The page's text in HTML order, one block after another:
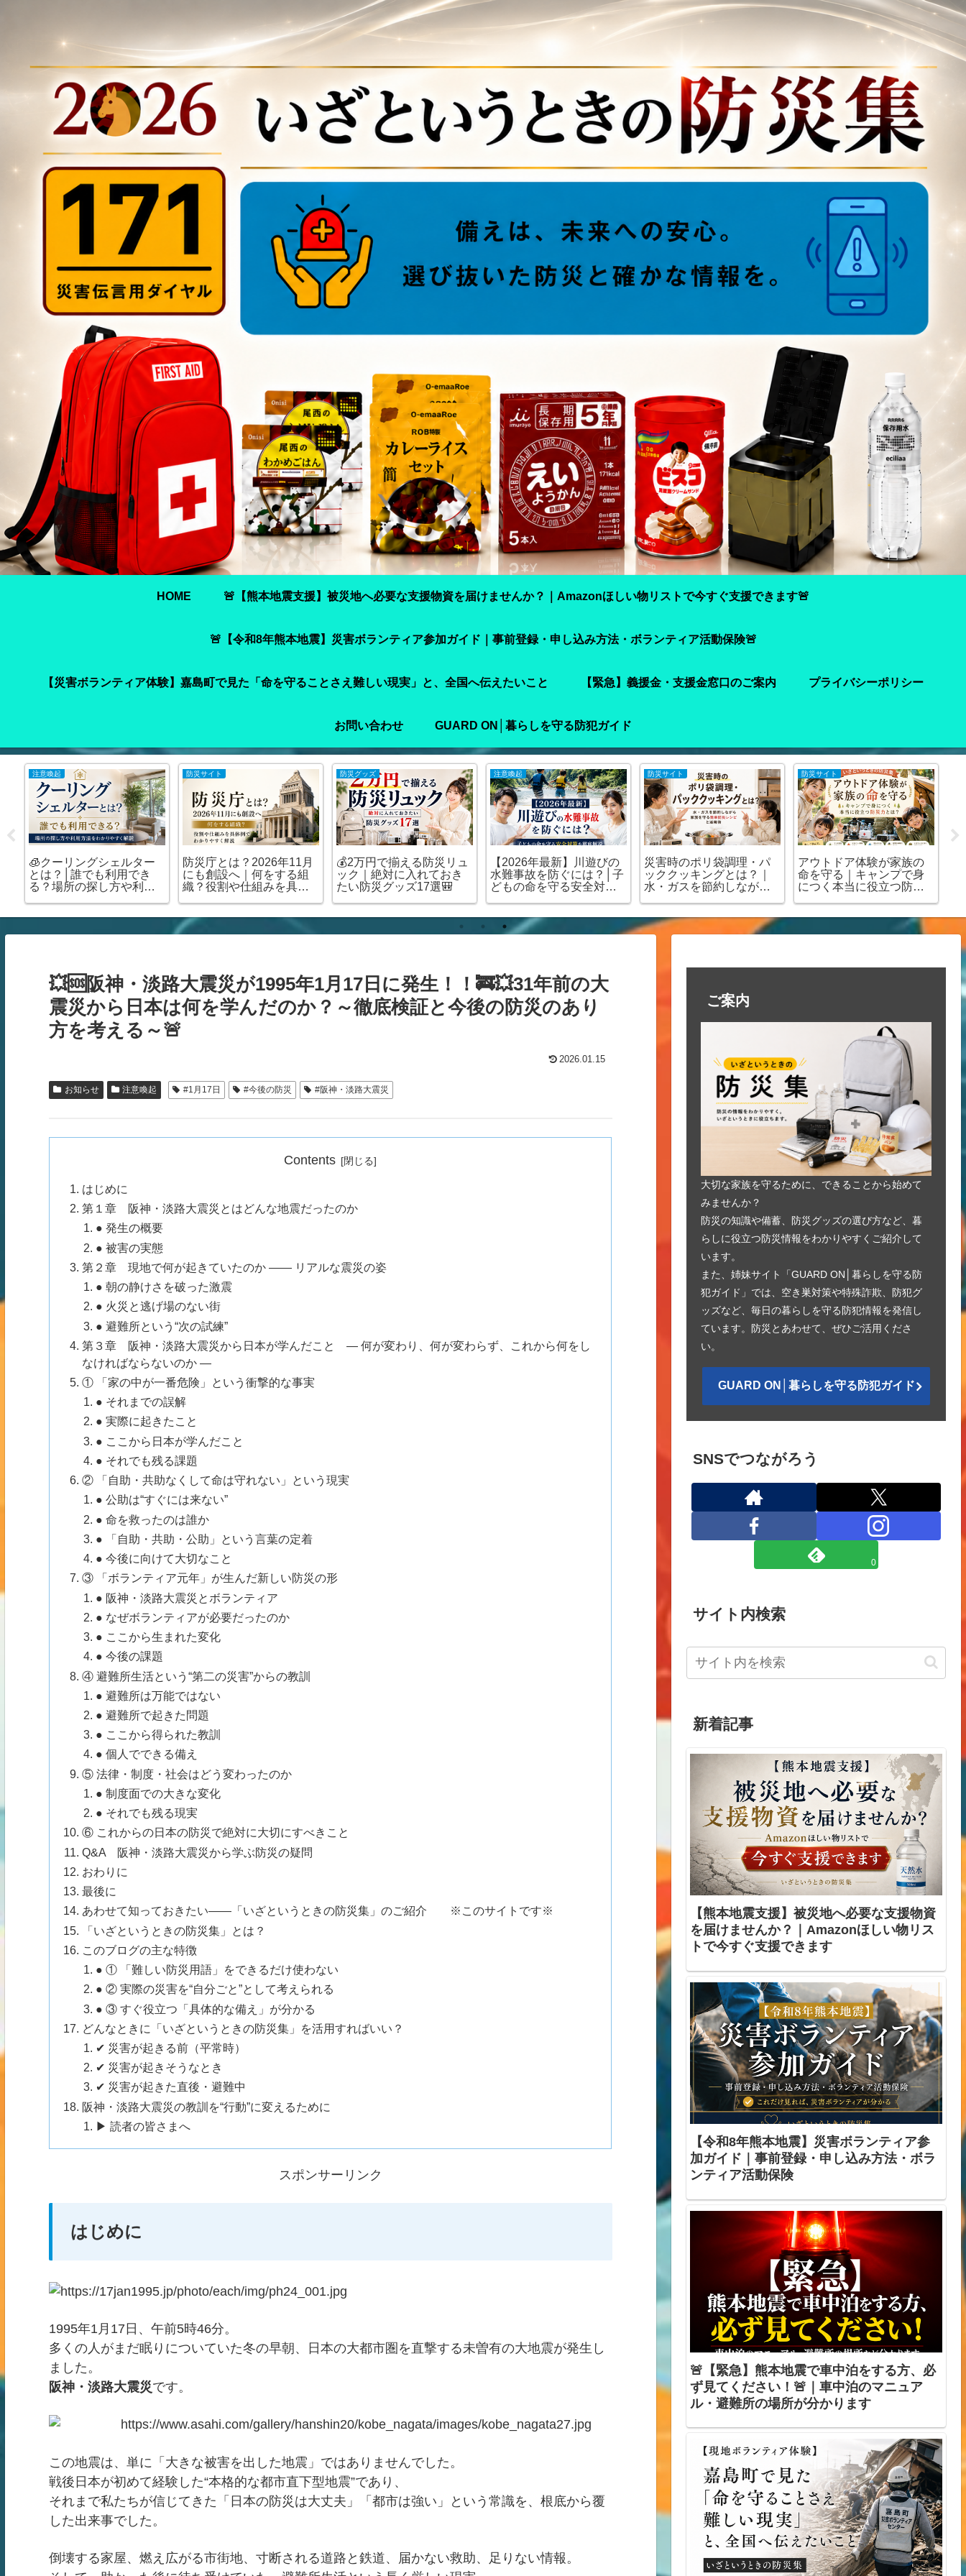
HOME 🚨【熊本地震支援】被災地へ必要な支援物資を届けませんか？｜Amazonほしい物リストで今すぐ支援できます🚨
🚨【令和8年熊本地震】災害ボランティア参加ガイド｜事前登録・申し込み方法・ボランティア活動保険🚨
【災害ボランティア体験】嘉島町で見た「命を守ることさえ難しい現実」と、全国へ伝えたいこと 【緊急】義援金・支援金窓口のご案内 プライバシーポリシー
お問い合わせ GUARD ON│暮らしを守る防犯ガイド
防災グッズ
【熊本地震支援】被災地
へ必要な支援物資を届け
ませんか？｜Amazonほし
防災情報
【令和8年熊本地震】災害
ボランティア参加ガイド
｜事前登録・申し込み方
お知らせ
【現地ボランティア体
験】嘉島町で見た「命を
守ることさえ難しい現
防災情報
子どもを地震から守るに
は？｜家庭で今すぐでき
る備えと心のケアをわか
注意喚起
🚨【緊急】罹災証明書を
今すぐ取りに行って！│申
請方法・写真の撮り方・
注意喚起
🚨【緊急】熊本地震で車
中泊をする方、必ず見て
ください！🚨｜車中泊の
💥🆘阪神・淡路大震災が1995年1月17日に発生！！🚒💥31年前の大
震災から日本は何を学んだのか？～徹底検証と今後の防災のあり
方を考える～🚨
2026.01.15
お知らせ 注意喚起 #1月17日 #今後の防災 #阪神・淡路大震災
Contents
はじめに
第１章 阪神・淡路大震災とはどんな地震だったのか
● 発生の概要
● 被害の実態
第２章 現地で何が起きていたのか ―― リアルな震災の姿
● 朝の静けさを破った激震
● 火災と逃げ場のない街
● 避難所という“次の試練”
第３章 阪神・淡路大震災から日本が学んだこと ― 何が変わり、何が変わらず、これから何をし
なければならないのか ―
① 「家の中が一番危険」という衝撃的な事実
● それまでの誤解
● 実際に起きたこと
● ここから日本が学んだこと
● それでも残る課題
② 「自助・共助なくして命は守れない」という現実
● 公助は“すぐには来ない”
● 命を救ったのは誰か
● 「自助・共助・公助」という言葉の定着
● 今後に向けて大切なこと
③ 「ボランティア元年」が生んだ新しい防災の形
● 阪神・淡路大震災とボランティア
● なぜボランティアが必要だったのか
● ここから生まれた変化
● 今後の課題
④ 避難所生活という“第二の災害”からの教訓
● 避難所は万能ではない
● 避難所で起きた問題
● ここから得られた教訓
● 個人でできる備え
⑤ 法律・制度・社会はどう変わったのか
● 制度面での大きな変化
● それでも残る現実
⑥ これからの日本の防災で絶対に大切にすべきこと
Q&A 阪神・淡路大震災から学ぶ防災の疑問
おわりに
最後に
あわせて知っておきたい――「いざというときの防災集」のご紹介 ※このサイトです※
「いざというときの防災集」とは？
このブログの主な特徴
● ① 「難しい防災用語」をできるだけ使わない
● ② 実際の災害を“自分ごと”として考えられる
● ③ すぐ役立つ「具体的な備え」が分かる
どんなときに「いざというときの防災集」を活用すればいい？
✔ 災害が起きる前（平常時）
✔ 災害が起きそうなとき
✔ 災害が起きた直後・避難中
阪神・淡路大震災の教訓を“行動”に変えるために
▶ 読者の皆さまへ
スポンサーリンク
はじめに
1995年1月17日、午前5時46分。
多くの人がまだ眠りについていた冬の早朝、日本の大都市圏を直撃する未曽有の大地震が発生し
ました。
阪神・淡路大震災です。
この地震は、単に「大きな被害を出した地震」ではありませんでした。
戦後日本が初めて経験した“本格的な都市直下型地震”であり、
それまで私たちが信じてきた「日本の防災は大丈夫」「都市は強い」という常識を、根底から覆
した出来事でした。
倒壊する家屋、燃え広がる市街地、寸断される道路と鉄道、届かない救助、足りない情報。
ご案内
大切な家族を守るために、できることから始めて
みませんか？
防災の知識や備蓄、防災グッズの選び方など、暮
らしに役立つ防災情報をわかりやすくご紹介して
います。
また、姉妹サイト「GUARD ON│暮らしを守る防
犯ガイド」では、空き巣対策や特殊詐欺、防犯グ
ッズなど、毎日の暮らしを守る防犯情報を発信し
ています。防災とあわせて、ぜひご活用くださ
い。
GUARD ON│暮らしを守る防犯ガイド
SNSでつながろう
0
サイト内検索
新着記事
【熊本地震支援】被災地へ必要な支援物資
を届けませんか？｜Amazonほしい物リス
トで今すぐ支援できます
【令和8年熊本地震】災害ボランティア参
加ガイド｜事前登録・申し込み方法・ボラ
ンティア活動保険
🚨【緊急】熊本地震で車中泊をする方、必
ず見てください！🚨｜車中泊のマニュア
ル・避難所の場所が分かります